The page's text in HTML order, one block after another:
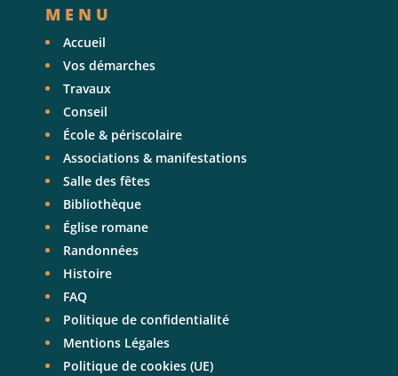
MENU
Accueil
Vos démarches
Travaux
Conseil
École & périscolaire
Associations & manifestations
Salle des fêtes
Bibliothèque
Église romane
Randonnées
Histoire
FAQ
Politique de confidentialité
Mentions Légales
Politique de cookies (UE)